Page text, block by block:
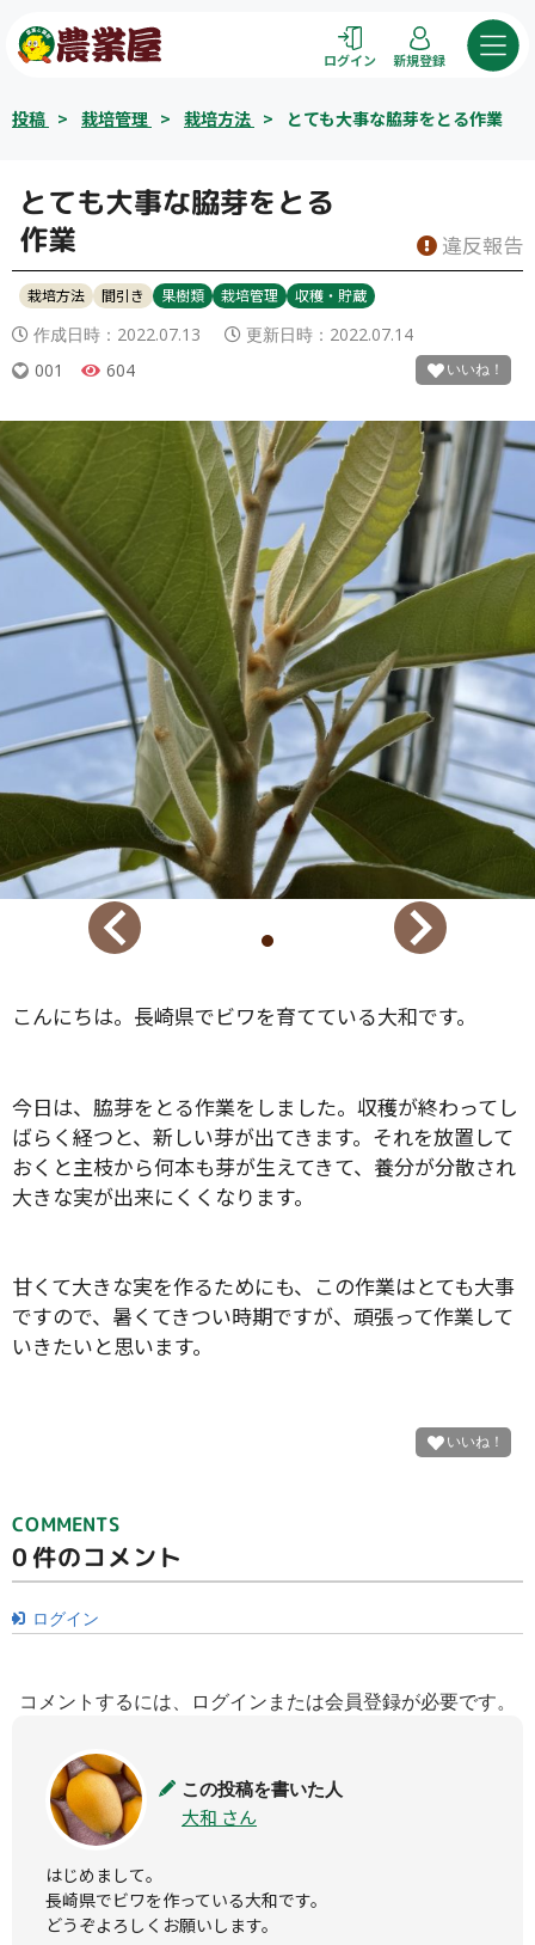
ン
ン
ツ
ログイン 新規登録
投稿 > 栽培管理 > 栽培方法 > とても大事な脇芽をとる作業
とても大事な脇芽をとる
作業 違反報告
栽培方法 間引き 果樹類 栽培管理 収穫・貯蔵
作成日時： 2022.07.13 更新日時： 2022.07.14
001
604
こんにちは。長崎県でビワを育てている大和です。
今日は、脇芽をとる作業をしました。収穫が終わってし
ばらく経つと、新しい芽が出てきます。それを放置して
おくと主枝から何本も芽が生えてきて、養分が分散され
大きな実が出来にくくなります。
甘くて大きな実を作るためにも、この作業はとても大事
ですので、暑くてきつい時期ですが、頑張って作業して
いきたいと思います。
COMMENTS
ログイン
コメントするには、ログインまたは会員登録が必要です。
0件のコメント
この投稿を書いた人
大和 さん
はじめまして。
長崎県でビワを作っている大和です。
どうぞよろしくお願いします。